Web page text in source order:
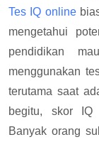
Tes IQ online
mengetahui
pendidikan
menggunakan
terutama saat
begitu, skor IQ
Banyak orang